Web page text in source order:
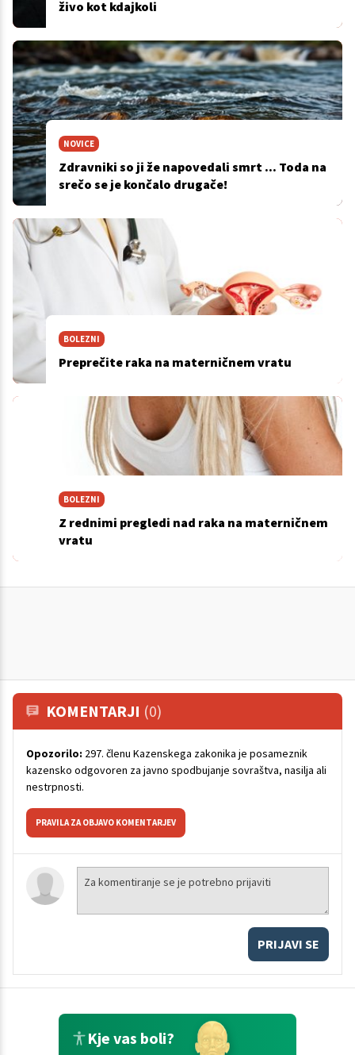
živo kot kdajkoli
NOVICE
Zdravniki so ji že napovedali smrt ... Toda na
srečo se je končalo drugače!
BOLEZNI
Preprečite raka na materničnem vratu
BOLEZNI
Z rednimi pregledi nad raka na materničnem
vratu
KOMENTARJI (0)
Opozorilo: 297. členu Kazenskega zakonika je posameznik
kazensko odgovoren za javno spodbujanje sovraštva, nasilja ali
nestrpnosti.
PRAVILA ZA OBJAVO KOMENTARJEV
PRIJAVI SE
Kje vas boli?